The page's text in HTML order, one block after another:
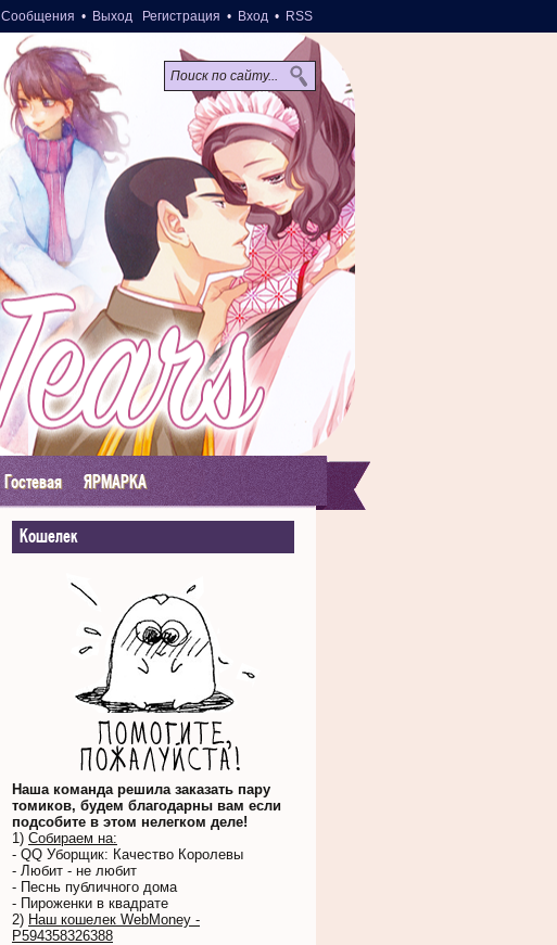
Сообщения • Выход Регистрация • Вход • RSS
Гостевая ЯРМАРКА
Кошелек
Наша команда решила заказать пару
томиков, будем благодарны вам если
подсобите в этом нелегком деле!
1) Собираем на:
- QQ Уборщик: Качество Королевы
- Любит - не любит
- Песнь публичного дома
- Пироженки в квадрате
2) Наш кошелек WebMoney -
Р594358326388